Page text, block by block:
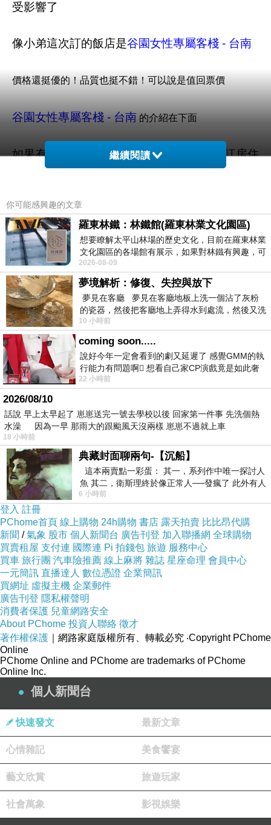
受影響了
像小弟這次訂的飯店是谷園女性專屬客棧 - 台南
價格還挺優的！品質也挺不錯！可以說是值回票價
谷園女性專屬客棧 - 台南 的介紹在下面
如果有興趣到這附近玩的，不妨可以在這訂房住
看看喔！
PS.若您家裡有0~4歲的小朋友，
費《迪士尼美語世界試用包》
限量特優價格按鈕
繼續閱讀
你可能感興趣的文章
羅東林鐵：林鐵館(羅東林業文化園區)
想要瞭解太平山林場的歷史文化，目前在羅東林業
文化園區的各場館有展示，如果對林鐵有興趣，可
以到林鐵館。 這裡展示從山下
2026-08-09
夢境解析：修復、失控與放下
夢見在客廳 夢見在客廳地板上洗一個沾了灰粉
的瓷器，然後把客廳地上弄得水到處流，然後又洗
一頂棒球潮帽，後來發現帽
10 小時前
coming soon.....
說好今年一定會看到的劇又延遲了 感覺GMM的執
行能力有問題啊🫩 想看自己家CP演戲竟是如此奢
侈的事 GMM你說看看啊😑 先把劇放
22 小時前
2026/08/10
話說 早上太早起了 崽崽送完一號去學校以後 回家第一件事 先洗個熱
水澡 因為一早 那雨大的跟颱風天沒兩樣 崽崽不過就上車
18 小時前
典藏封面聊兩句-【沉船】
這本兩賣點一彩蛋： 其一，系列作中唯一探討人
魚 其二，衛斯理終於像正常人──發瘋了 此外有人
在南極打死北極熊（@《地心
6 小時前
登入 註冊
PChome首頁 線上購物 24h購物 書店 露天拍賣 比比昂代購
新聞 /氣象 股市 個人新聞台 廣告刊登 加入聯播網 全球購物
買賣租屋 支付連 國際連 Pi 拍錢包 旅遊 服務中心
買車 旅行團 汽車險推薦 線上麻將 雜誌 星座命理 會員中心
一元簡訊 直播達人 數位憑證 企業簡訊
買網址 虛擬主機 企業郵件
廣告刊登 隱私權聲明
消費者保護 兒童網路安全
About PChome 投資人聯絡 徵才
著作權保護 ｜網路家庭版權所有、轉載必究 ‧Copyright PChome
Online
PChome Online and PChome are trademarks of PChome
Online Inc.
個人新聞台
快速發文 最新文章
心情雜記 美食饗宴
藝文欣賞 旅遊玩家
社會萬象 影視娛樂